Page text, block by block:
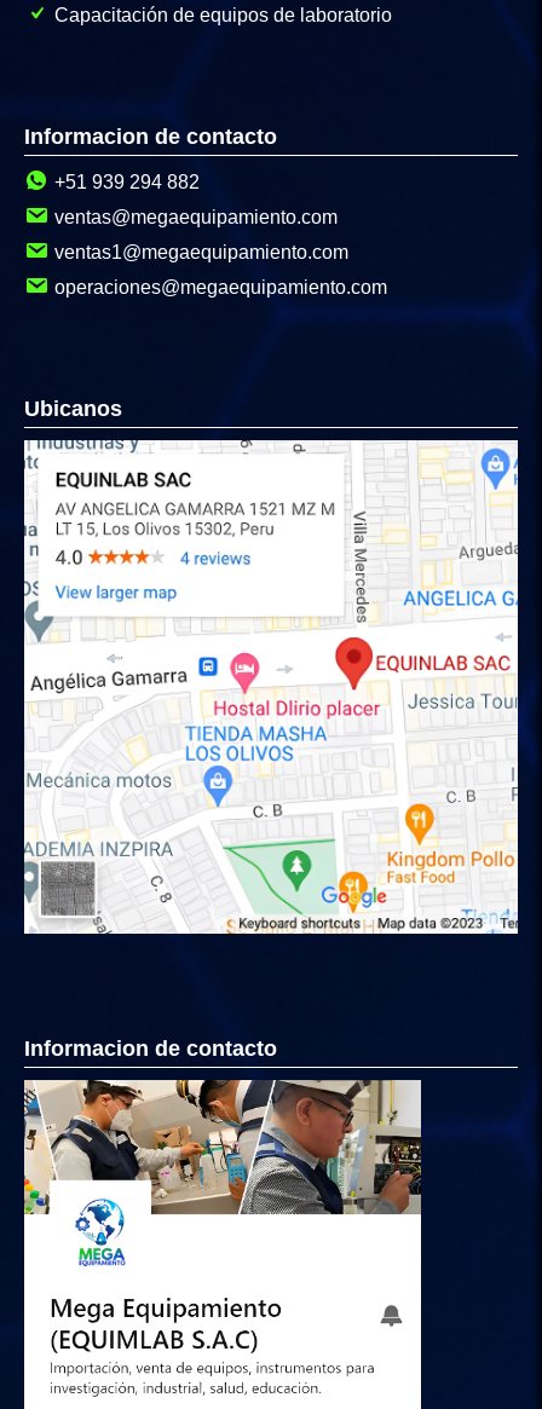
Capacitación de equipos de laboratorio
Informacion de contacto
+51 939 294 882
ventas@megaequipamiento.com
ventas1@megaequipamiento.com
operaciones@megaequipamiento.com
Ubicanos
Informacion de contacto